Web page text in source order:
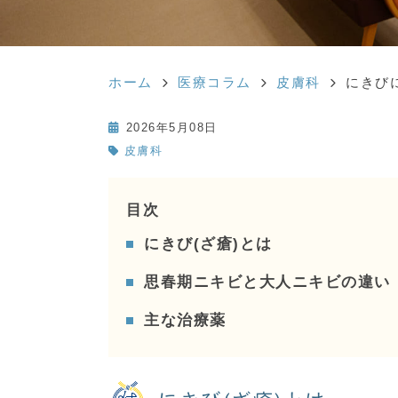
ホーム 医療コラム 皮膚科 にきび
2026年5月08日
皮膚科
目次
にきび(ざ瘡)とは
思春期ニキビと大人ニキビの違い
主な治療薬